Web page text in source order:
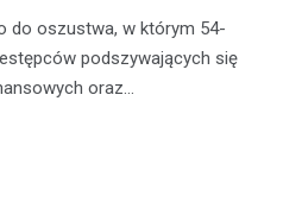
do oszustwa, w którym 54-
podszywających się
oraz…